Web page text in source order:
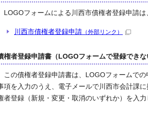
フォームによる川西市債権者登録申請は
川西市債権者登録申請 （外部リンク）
権者登録申請書（LOGOフォームで登録できな
の債権者登録申請書は、LOGOフォームでの
項を入力のうえ、電子メールで川西市会計課
者登録（新規・変更・取消のいずれか）を入力